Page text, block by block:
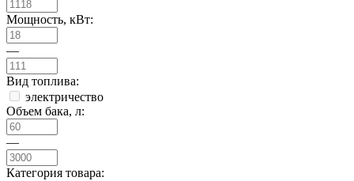
Мощность, кВт:
—
Вид топлива:
электричество
Объем бака, л:
—
Категория товара: